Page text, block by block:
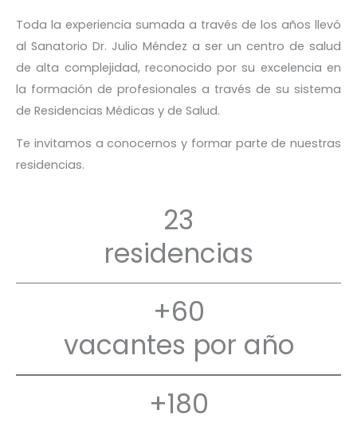
Toda la experiencia sumada a través de los años llevó
al Sanatorio Dr. Julio Méndez a ser un centro de salud
de alta complejidad, reconocido por su excelencia en
la formación de profesionales a través de su sistema
de Residencias Médicas y de Salud.
Te invitamos a conocernos y formar parte de nuestras
residencias.
23
residencias
+60
vacantes por año
+180